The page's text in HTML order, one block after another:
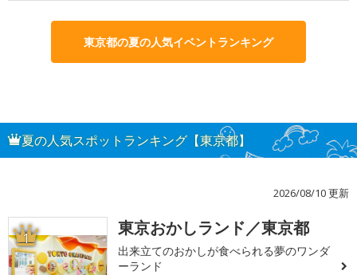
東京都の夏の人気イベントランキング
夏の人気スポットランキング【東京都】
2026/08/10 更新
1 東京おかしランド／東京都
出来立てのおかしが食べられる夢のワンダ
ーランド